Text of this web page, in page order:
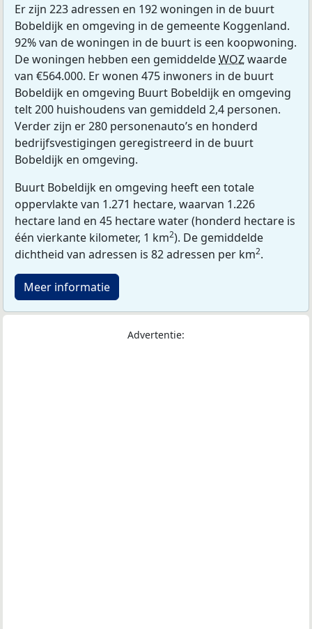
Er zijn 223 adressen en 192 woningen in de buurt
Bobeldijk en omgeving in de gemeente Koggenland.
92% van de woningen in de buurt is een koopwoning.
De woningen hebben een gemiddeldeWOZwaarde
van €564.000. Er wonen 475 inwoners in de buurt
Bobeldijk en omgeving Buurt Bobeldijk en omgeving
telt 200 huishoudens van gemiddeld 2,4 personen.
Verder zijn er 280 personenauto’s en honderd
bedrijfsvestigingen geregistreerd in de buurt
Bobeldijk en omgeving.
Buurt Bobeldijk en omgeving heeft een totale
oppervlakte van 1.271 hectare, waarvan 1.226
hectare land en 45 hectare water (honderd hectare is
één vierkante kilometer, 1 km2). De gemiddelde
dichtheid van adressen is 82 adressen per km2.
Meer informatie
Advertentie: